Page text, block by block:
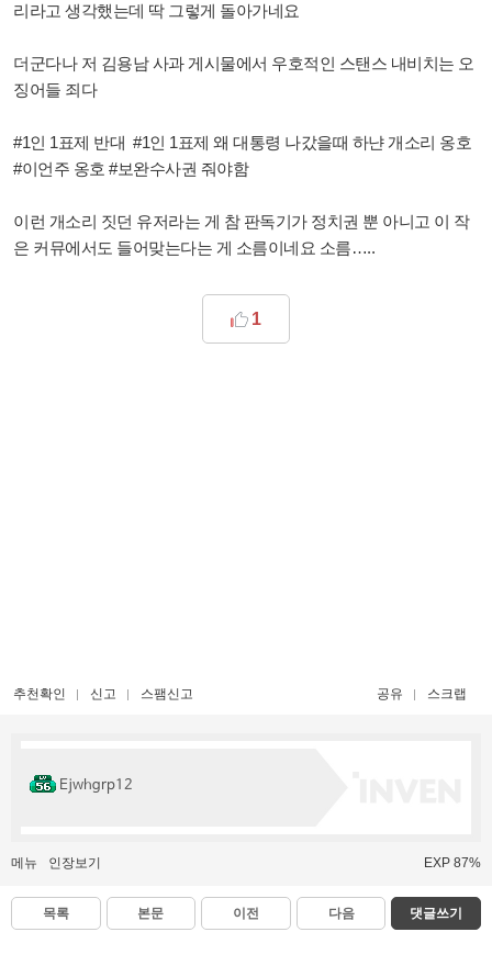
리라고 생각했는데 딱 그렇게 돌아가네요
더군다나 저 김용남 사과 게시물에서 우호적인 스탠스 내비치는 오
징어들 죄다
#1인 1표제 반대 #1인 1표제 왜 대통령 나갔을때 하냔 개소리 옹호
#이언주 옹호 #보완수사권 줘야함
이런 개소리 짓던 유저라는 게 참 판독기가 정치권 뿐 아니고 이 작
은 커뮤에서도 들어맞는다는 게 소름이네요 소름…..
1
추천확인 신고 스팸신고 공유 스크랩
Ejwhgrp12
메뉴 인장보기 EXP 87%
목록 본문 이전 다음 댓글쓰기